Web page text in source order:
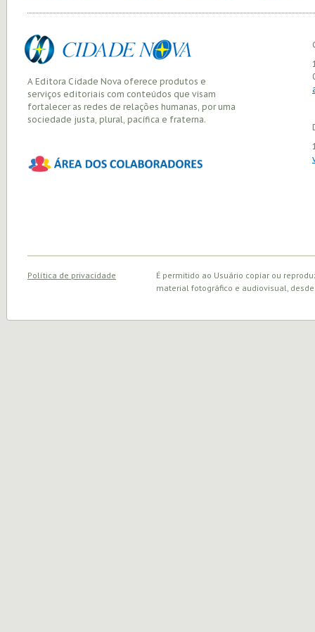
A Editora Cidade Nova oferece produtos e
serviços editoriais com conteúdos que visam
fortalecer as redes de relações humanas, por uma
sociedade justa, plural, pacífica e fraterna.
Política de privacidade
É permitido ao Usuário copiar ou
material fotográfico e audiovisual,